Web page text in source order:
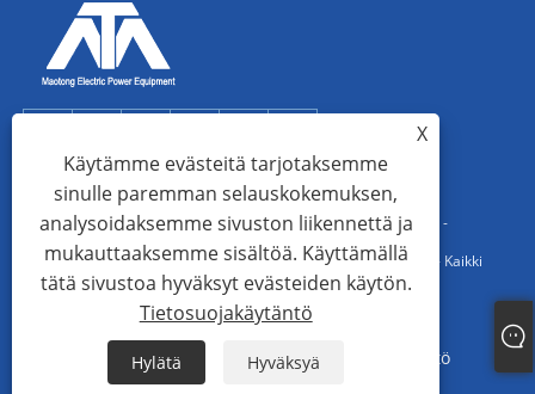
Copyright © 2022 Qingdao Maotong Power Equipment Co., Ltd. -
Kulmaterästorni, Sähköaseman teräsrakenne, Teräsputkitorni - Kaikki
Sitemap XML Tietosuojakäytäntö
X
Käytämme evästeitä tarjotaksemme
sinulle paremman selauskokemuksen,
analysoidaksemme sivuston liikennettä ja
mukauttaaksemme sisältöä. Käyttämällä
tätä sivustoa hyväksyt evästeiden käytön.
Tietosuojakäytäntö
Hylätä Hyväksyä